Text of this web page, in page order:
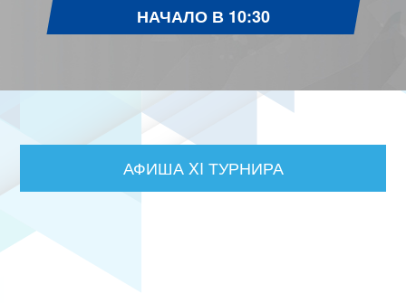
НАЧАЛО В 10:30
АФИША XI ТУРНИРА